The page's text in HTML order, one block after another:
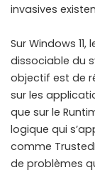
invasives
Sur Windows
dissociable du
objectif est de
sur les
que sur le
logique qui
comme
de problèmes